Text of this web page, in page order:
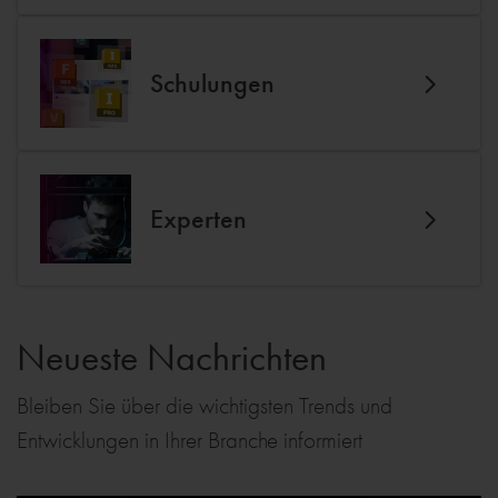
Schulungen
Experten
Neueste Nachrichten
Bleiben Sie über die wichtigsten Trends und
Entwicklungen in Ihrer Branche informiert